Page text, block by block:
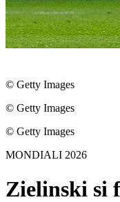
© Getty Images
© Getty Images
© Getty Images
MONDIALI 2026
Zielinski si